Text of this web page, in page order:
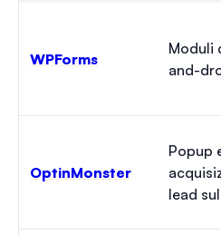
WPForms
Moduli
and-
OptinMonster
Popup
lead